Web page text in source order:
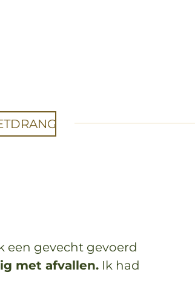
een gevecht gevoerd
met afvallen. Ik had